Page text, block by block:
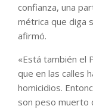
confianza, una
métrica que diga
afirmó.
«Está también el
que en las calles
homicidios.
son peso muerto